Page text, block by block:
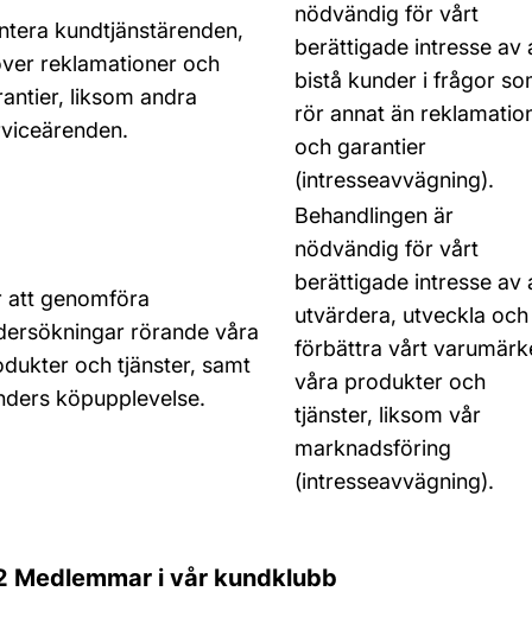
kundtjänstärenden,
reklamationer och
liksom andra
nödvändig för vårt
berättigade intresse av
bistå kunder i frågor
rör annat än
och garantier
(intresseavvägning).
att genomföra
rörande våra
och tjänster, samt
köpupplevelse.
Behandlingen är
nödvändig för vårt
berättigade intresse av
utvärdera, utveckla och
förbättra vårt
våra produkter och
tjänster, liksom vår
marknadsföring
(intresseavvägning).
Medlemmar i vår kundklubb